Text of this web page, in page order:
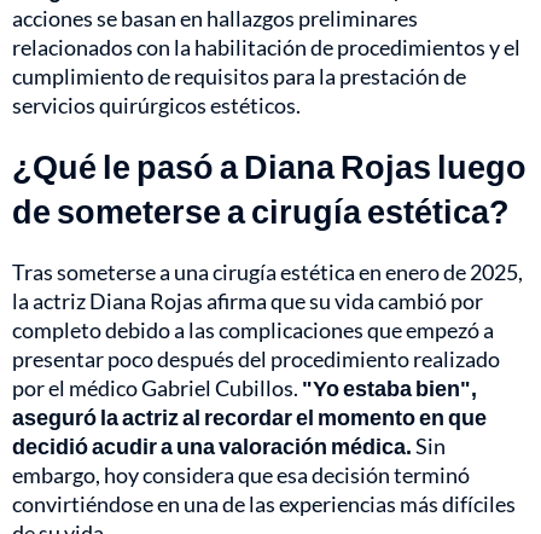
acciones se basan en hallazgos preliminares
relacionados con la habilitación de procedimientos y el
cumplimiento de requisitos para la prestación de
servicios quirúrgicos estéticos.
¿Qué le pasó a Diana Rojas luego
de someterse a cirugía estética?
Tras someterse a una cirugía estética en enero de 2025,
la actriz Diana Rojas afirma que su vida cambió por
completo debido a las complicaciones que empezó a
presentar poco después del procedimiento realizado
por el médico Gabriel Cubillos. "Yo estaba bien",
aseguró la actriz al recordar el momento en que
decidió acudir a una valoración médica.Sin
embargo, hoy considera que esa decisión terminó
convirtiéndose en una de las experiencias más difíciles